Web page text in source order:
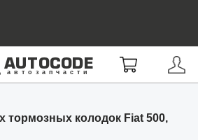
AUTOCODE
автозапчасти
тормозных колодок Fiat 500,